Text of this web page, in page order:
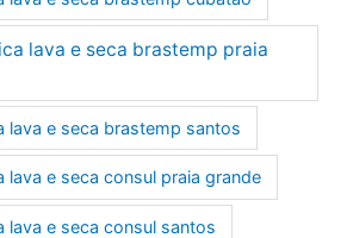
lava e seca brastemp praia
lava e seca brastemp santos
lava e seca consul praia grande
lava e seca consul santos